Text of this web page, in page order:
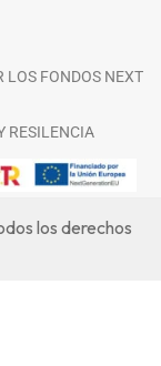
LOS FONDOS NEXT
RESILENCIA
los derechos